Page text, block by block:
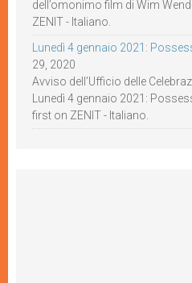
dell’omonimo film di Wim
ZENIT - Italiano.
Lunedì 4 gennaio 2021:
29, 2020
Avviso dell’Ufficio delle
Lunedì 4 gennaio 2021:
first on ZENIT - Italiano.